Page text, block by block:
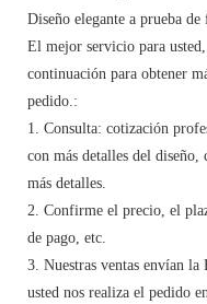
El mejor servicio para
continuación para obtener
pedido.:
1. Consulta: cotización
con más detalles del diseño,
más detalles.
2. Confirme el precio, el
de pago, etc.
3. Nuestras ventas envían
usted nos realiza el pedido